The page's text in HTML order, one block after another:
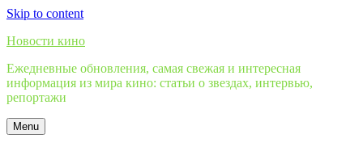
Skip to content
Новости кино
Ежедневные обновления, самая свежая и интересная
информация из мира кино: статьи о звездах, интервью,
репортажи
Menu